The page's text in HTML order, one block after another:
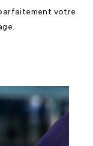
votre